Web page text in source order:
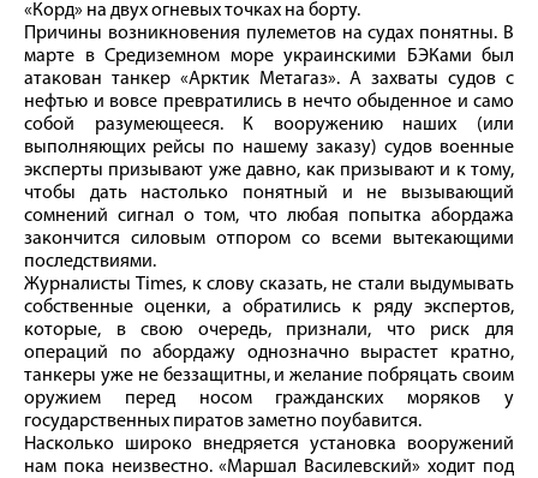
«Корд» на двух огневых точках на борту.
Причины возникновения пулеметов на судах понятны. В
марте в Средиземном море украинскими БЭКами был
атакован танкер «Арктик Метагаз». А захваты судов с
нефтью и вовсе превратились в нечто обыденное и само
собой разумеющееся. К вооружению наших (или
выполняющих рейсы по нашему заказу) судов военные
эксперты призывают уже давно, как призывают и к тому,
чтобы дать настолько понятный и не вызывающий
сомнений сигнал о том, что любая попытка абордажа
закончится силовым отпором со всеми вытекающими
последствиями.
Журналисты Times, к слову сказать, не стали выдумывать
собственные оценки, а обратились к ряду экспертов,
которые, в свою очередь, признали, что риск для
операций по абордажу однозначно вырастет кратно,
танкеры уже не беззащитны, и желание побряцать своим
оружием перед носом гражданских моряков у
государственных пиратов заметно поубавится.
Насколько широко внедряется установка вооружений
нам пока неизвестно. «Маршал Василевский» ходит под